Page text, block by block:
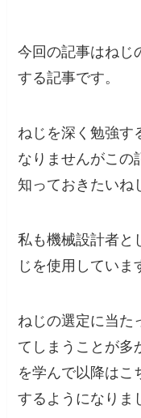
今回の記事はねじ
する記事です。
ねじを深く勉強す
なりませんがこの
知っておきたいね
私も機械設計者と
じを使用していま
ねじの選定に当た
てしまうことが多
を学んで以降はこ
するようになりま